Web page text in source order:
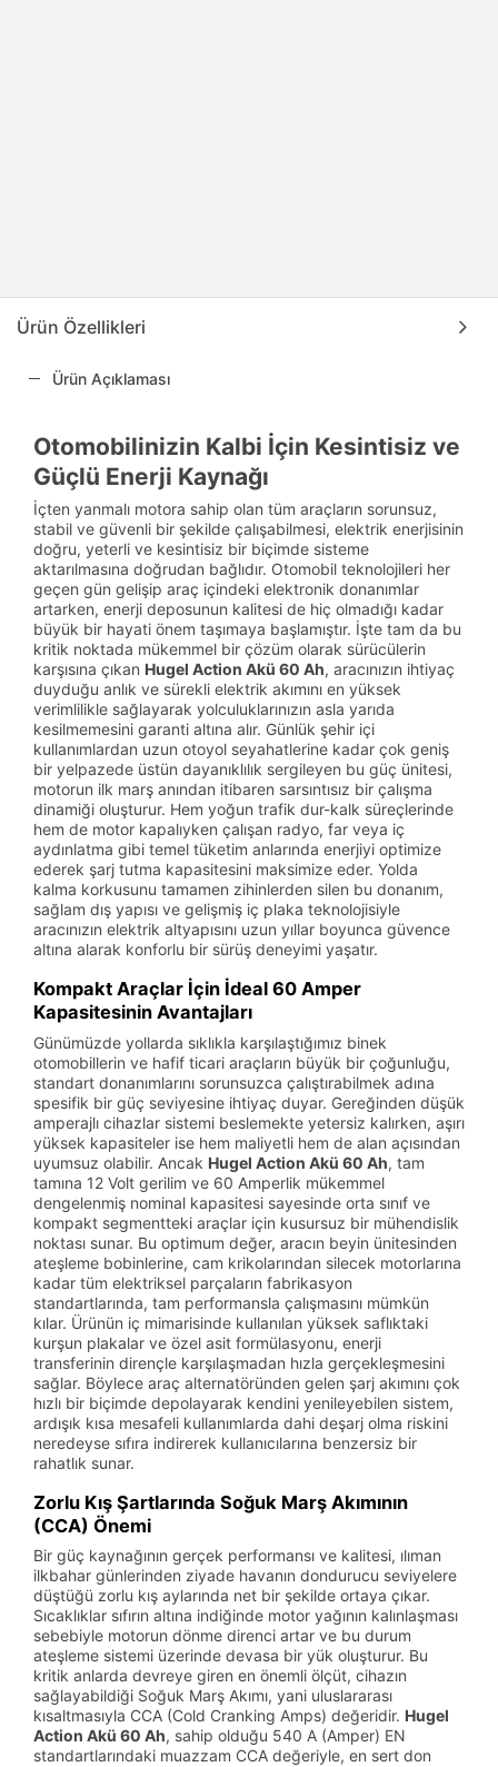
Ürün Özellikleri
Ürün Açıklaması
Otomobilinizin Kalbi İçin Kesintisiz ve
Güçlü Enerji Kaynağı
İçten yanmalı motora sahip olan tüm araçların sorunsuz,
stabil ve güvenli bir şekilde çalışabilmesi, elektrik enerjisinin
doğru, yeterli ve kesintisiz bir biçimde sisteme
aktarılmasına doğrudan bağlıdır. Otomobil teknolojileri her
geçen gün gelişip araç içindeki elektronik donanımlar
artarken, enerji deposunun kalitesi de hiç olmadığı kadar
büyük bir hayati önem taşımaya başlamıştır. İşte tam da bu
kritik noktada mükemmel bir çözüm olarak sürücülerin
karşısına çıkan Hugel Action Akü 60 Ah, aracınızın ihtiyaç
duyduğu anlık ve sürekli elektrik akımını en yüksek
verimlilikle sağlayarak yolculuklarınızın asla yarıda
kesilmemesini garanti altına alır. Günlük şehir içi
kullanımlardan uzun otoyol seyahatlerine kadar çok geniş
bir yelpazede üstün dayanıklılık sergileyen bu güç ünitesi,
motorun ilk marş anından itibaren sarsıntısız bir çalışma
dinamiği oluşturur. Hem yoğun trafik dur-kalk süreçlerinde
hem de motor kapalıyken çalışan radyo, far veya iç
aydınlatma gibi temel tüketim anlarında enerjiyi optimize
ederek şarj tutma kapasitesini maksimize eder. Yolda
kalma korkusunu tamamen zihinlerden silen bu donanım,
sağlam dış yapısı ve gelişmiş iç plaka teknolojisiyle
aracınızın elektrik altyapısını uzun yıllar boyunca güvence
altına alarak konforlu bir sürüş deneyimi yaşatır.
Kompakt Araçlar İçin İdeal 60 Amper
Kapasitesinin Avantajları
Günümüzde yollarda sıklıkla karşılaştığımız binek
otomobillerin ve hafif ticari araçların büyük bir çoğunluğu,
standart donanımlarını sorunsuzca çalıştırabilmek adına
spesifik bir güç seviyesine ihtiyaç duyar. Gereğinden düşük
amperajlı cihazlar sistemi beslemekte yetersiz kalırken, aşırı
yüksek kapasiteler ise hem maliyetli hem de alan açısından
uyumsuz olabilir. Ancak Hugel Action Akü 60 Ah, tam
tamına 12 Volt gerilim ve 60 Amperlik mükemmel
dengelenmiş nominal kapasitesi sayesinde orta sınıf ve
kompakt segmentteki araçlar için kusursuz bir mühendislik
noktası sunar. Bu optimum değer, aracın beyin ünitesinden
ateşleme bobinlerine, cam krikolarından silecek motorlarına
kadar tüm elektriksel parçaların fabrikasyon
standartlarında, tam performansla çalışmasını mümkün
kılar. Ürünün iç mimarisinde kullanılan yüksek saflıktaki
kurşun plakalar ve özel asit formülasyonu, enerji
transferinin dirençle karşılaşmadan hızla gerçekleşmesini
sağlar. Böylece araç alternatöründen gelen şarj akımını çok
hızlı bir biçimde depolayarak kendini yenileyebilen sistem,
ardışık kısa mesafeli kullanımlarda dahi deşarj olma riskini
neredeyse sıfıra indirerek kullanıcılarına benzersiz bir
rahatlık sunar.
Zorlu Kış Şartlarında Soğuk Marş Akımının
(CCA) Önemi
Bir güç kaynağının gerçek performansı ve kalitesi, ılıman
ilkbahar günlerinden ziyade havanın dondurucu seviyelere
düştüğü zorlu kış aylarında net bir şekilde ortaya çıkar.
Sıcaklıklar sıfırın altına indiğinde motor yağının kalınlaşması
sebebiyle motorun dönme direnci artar ve bu durum
ateşleme sistemi üzerinde devasa bir yük oluşturur. Bu
kritik anlarda devreye giren en önemli ölçüt, cihazın
sağlayabildiği Soğuk Marş Akımı, yani uluslararası
kısaltmasıyla CCA (Cold Cranking Amps) değeridir. Hugel
Action Akü 60 Ah, sahip olduğu 540 A (Amper) EN
standartlarındaki muazzam CCA değeriyle, en sert don